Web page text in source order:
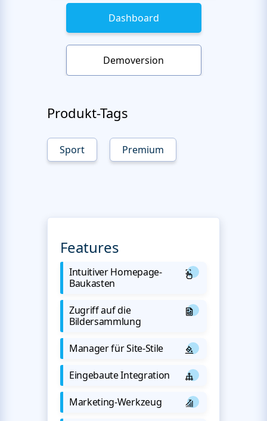
Dashboard
Demoversion
Produkt-Tags
Sport Premium
Features
Intuitiver Homepage-
Baukasten
Zugriff auf die
Bildersammlung
Manager für Site-Stile
Eingebaute Integration
Marketing-Werkzeug